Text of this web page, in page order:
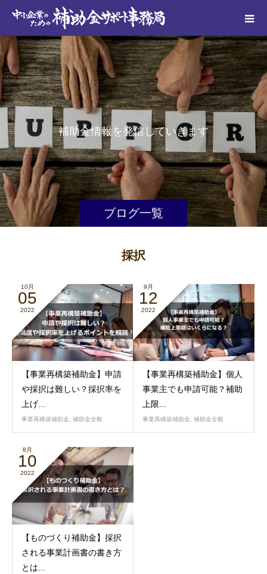
ブログ一覧
補助金情報を発信 していきま す
採択
10月
05
2022
【事業再構築補助金】申請
や採択は難しい？採択率を
上げ...
事業再構築補助金, 補助金全般
9月
12
2022
【事業再構築補助金】個人
事業主でも申請可能？補助
上限...
事業再構築補助金, 補助金全般
8月
10
2022
【ものづくり補助金】採択
される事業計画書の書き方
とは...